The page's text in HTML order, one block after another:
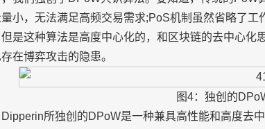
小，无法满足高频交易需求;PoS机制虽然省略了
但是这种算法是高度中心化的，和区块链的去中心
在博弈攻击的隐患。
图4：独创的
Dipperin所独创的DPoW是一种兼具高性能和高度去